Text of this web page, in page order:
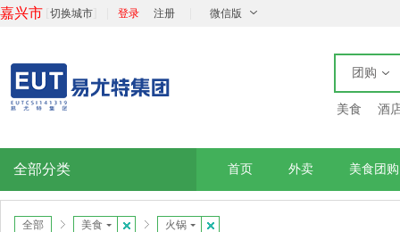
嘉兴市 切换城市 登录 注册 微信版
团购
美食 酒
全部分类 首页 外卖 美食团购
全部 美食 火锅